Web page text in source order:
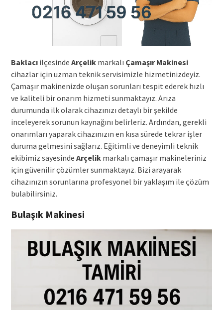
Baklacıilçesinde Arçelikmarkalı Çamaşır Makinesi
cihazlar için uzman teknik servisimizle hizmetinizdeyiz.
Çamaşır makinenizde oluşan sorunları tespit ederek hızlı
ve kaliteli bir onarım hizmeti sunmaktayız. Arıza
durumunda ilk olarak cihazınızı detaylı bir şekilde
inceleyerek sorunun kaynağını belirleriz. Ardından, gerekli
onarımları yaparak cihazınızın en kısa sürede tekrar işler
duruma gelmesini sağlarız. Eğitimli ve deneyimli teknik
ekibimiz sayesinde Arçelikmarkalı çamaşır makineleriniz
için güvenilir çözümler sunmaktayız. Bizi arayarak
cihazınızın sorunlarına profesyonel bir yaklaşım ile çözüm
bulabilirsiniz.
Bulaşık Makinesi